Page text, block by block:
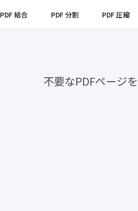
PDF 結合 PDF 分割 PDF 圧縮
不要なPDFページ